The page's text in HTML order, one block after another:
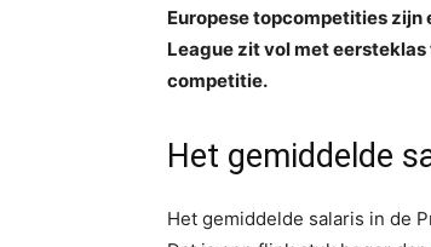
Europese topcompetities zijn
League zit vol met
competitie.
Het gemiddelde
Het gemiddelde salaris in de